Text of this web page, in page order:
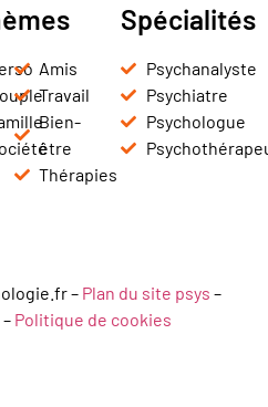
Amis
Travail
Bien-
être
Thérapies
Spécialités
Psychanalyste
Psychiatre
Psychologue
– Plan du site psys –
– Politique de cookies